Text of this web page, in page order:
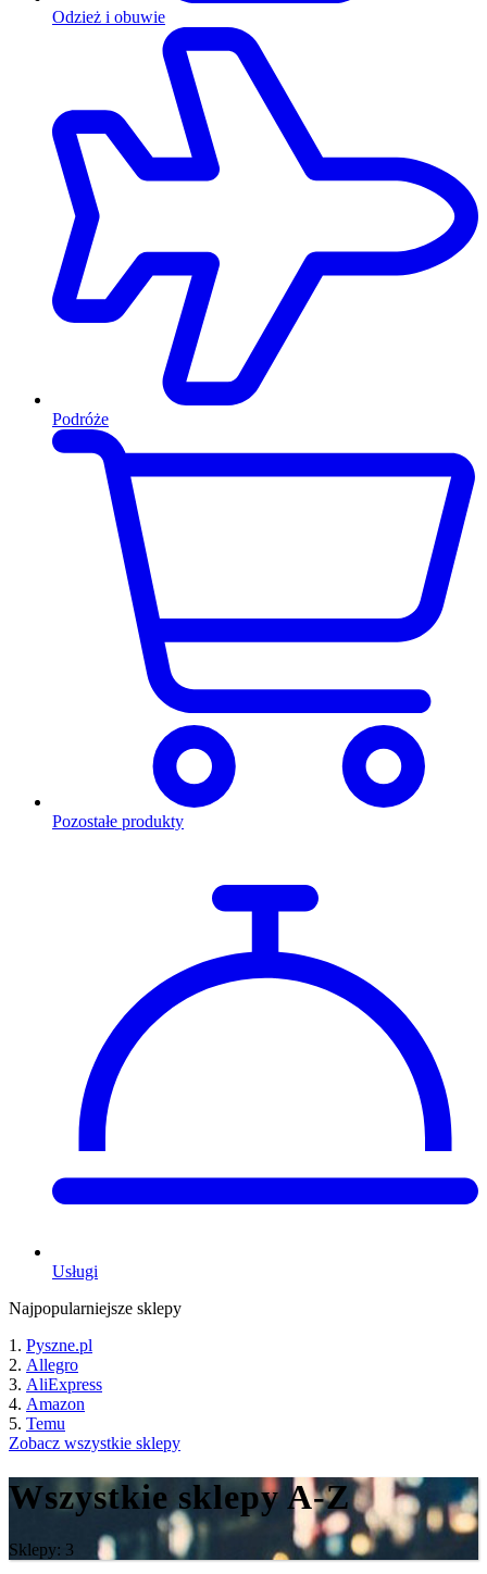
Odzież i obuwie
Podróże
Pozostałe produkty
Usługi
Najpopularniejsze sklepy
Pyszne.pl
Allegro
AliExpress
Amazon
Temu
Zobacz wszystkie sklepy
Wszystkie sklepy A-Z
Sklepy: 3